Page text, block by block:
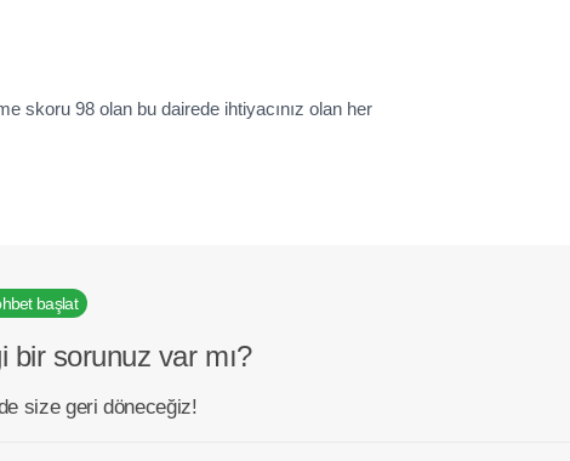
skoru 98 olan bu dairede ihtiyacınız olan her
başlat
bir sorunuz var mı?
size geri döneceğiz!